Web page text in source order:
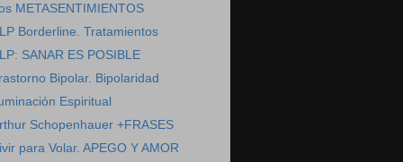
METASENTIMIENTOS
Borderline. Tratamientos
SANAR ES POSIBLE
Bipolar. Bipolaridad
Espiritual
Schopenhauer +FRASES
para Volar. APEGO Y AMOR